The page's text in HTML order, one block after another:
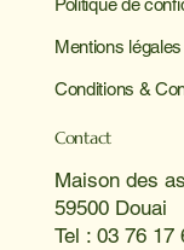
Politique de
Mentions légales
Conditions &
Contact
Maison des
59500 Douai
Tel : 03 76 17